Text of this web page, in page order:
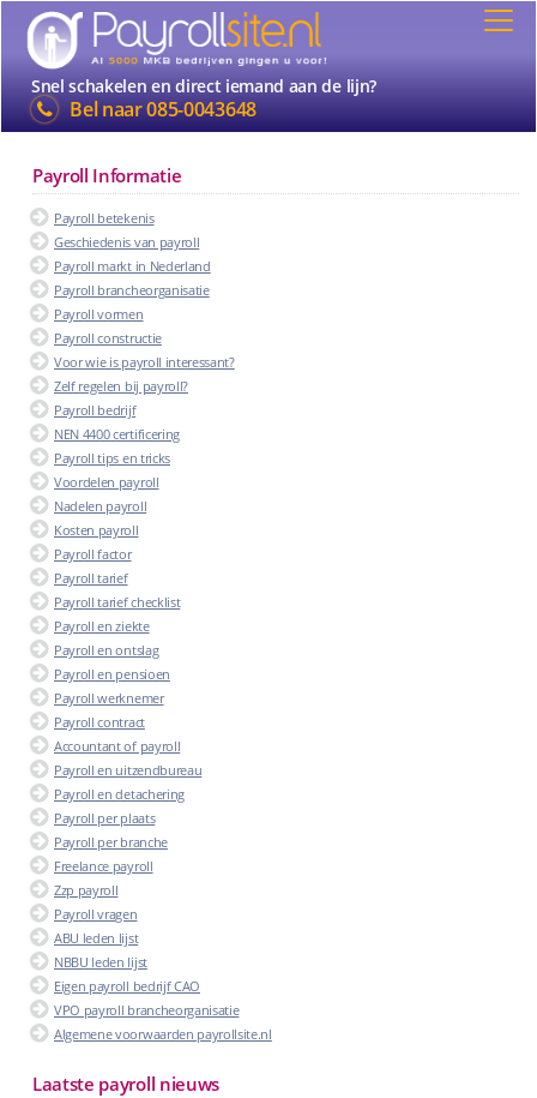
Snel schakelen en direct iemand aan de lijn?
Bel naar085-0043648
Payroll Informatie
Payroll betekenis
Geschiedenis van payroll
Payroll markt in Nederland
Payroll brancheorganisatie
Payroll vormen
Payroll constructie
Voor wie is payroll interessant?
Zelf regelen bij payroll?
Payroll bedrijf
NEN 4400 certificering
Payroll tips en tricks
Voordelen payroll
Nadelen payroll
Kosten payroll
Payroll factor
Payroll tarief
Payroll tarief checklist
Payroll en ziekte
Payroll en ontslag
Payroll en pensioen
Payroll werknemer
Payroll contract
Accountant of payroll
Payroll en uitzendbureau
Payroll en detachering
Payroll per plaats
Payroll per branche
Freelance payroll
Zzp payroll
Payroll vragen
ABU leden lijst
NBBU leden lijst
Eigen payroll bedrijf CAO
VPO payroll brancheorganisatie
Algemene voorwaarden payrollsite.nl
Laatste payroll nieuws